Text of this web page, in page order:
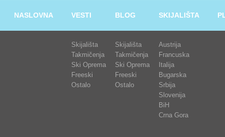
NASLOVNA VESTI
Skijališta
Takmičenja
Ski Oprema
Freeski
Ostalo
BLOG
Skijališta
Takmičenja
Ski Oprema
Freeski
Ostalo
SKIJALIŠTA
Austrija
Francuska
Italija
Bugarska
Srbija
Slovenija
BiH
Crna Gora